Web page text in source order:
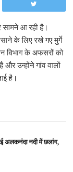
सामने आ रही है।
के लिए रखे गए मुर्गे
विभाग के अफसरों को
और उन्होंने गांव वालों
है।
अलकनंदा नदी में छलांग,